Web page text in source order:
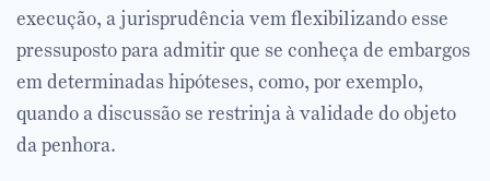
execução, a jurisprudência vem flexibilizando esse
pressuposto para admitir que se conheça de embargos
em determinadas hipóteses, como, por exemplo,
quando a discussão se restrinja à validade do objeto
da penhora.